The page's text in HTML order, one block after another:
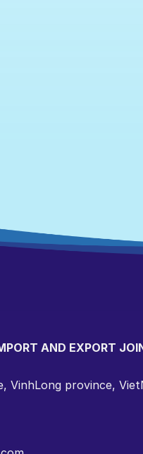
AND EXPORT
VinhLong province,